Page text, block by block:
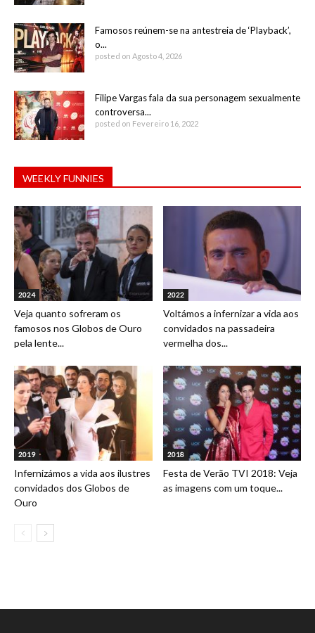
Famosos reúnem-se na antestreia de ‘Playback’,
o...
posted on Agosto 4, 2026
Filipe Vargas fala da sua personagem sexualmente
controversa...
posted on Fevereiro 16, 2022
WEEKLY FUNNIES
2024
Veja quanto sofreram os
famosos nos Globos de Ouro
pela lente...
2022
Voltámos a infernizar a vida aos
convidados na passadeira
vermelha dos...
2019
Infernizámos a vida aos ilustres
convidados dos Globos de
Ouro
2018
Festa de Verão TVI 2018: Veja
as imagens com um toque...